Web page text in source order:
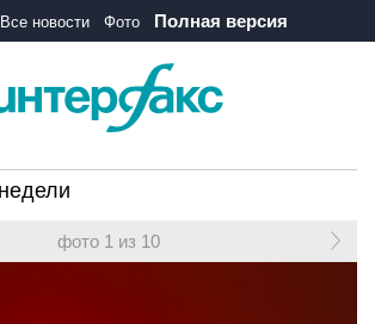
Все новости Фото Полная версия
фото 1 из 10